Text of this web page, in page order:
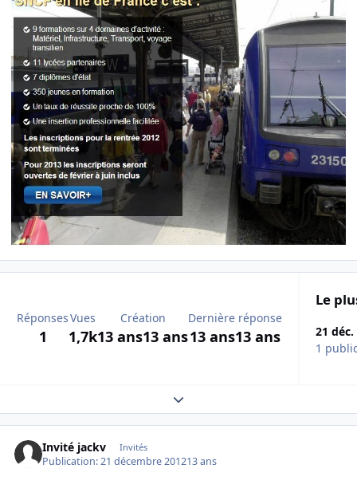
Réponses
1
Vues
1,7k
Création
13 ans13 ans
Dernière réponse
13 ans13 ans
Le
21 déc.
1
Expand topic overview
Invité jackv Invités
Publication:21 décembre 201213 ans